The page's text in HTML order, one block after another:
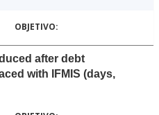
after debt
with IFMIS (days,